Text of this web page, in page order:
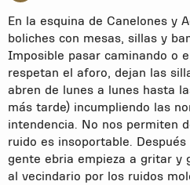
En la esquina de Canelones y
boliches con mesas, sillas y
Imposible pasar caminando o
respetan el aforo, dejan las
abren de lunes a lunes hasta
más tarde) incumpliendo las
intendencia. No nos permiten
ruido es insoportable.
gente ebria empieza a gritar y
al vecindario por los ruidos